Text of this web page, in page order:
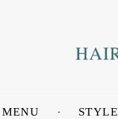
MENU STYLE